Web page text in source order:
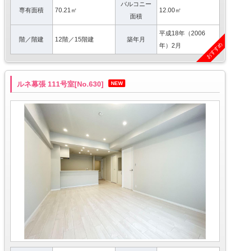
専有面積 70.21㎡
バルコニー
面積
12.00㎡
階／階建 12階／15階建 築年月
平成18年（2006
年）2月
おすすめ
ルネ幕張 111号室[No.630] NEW